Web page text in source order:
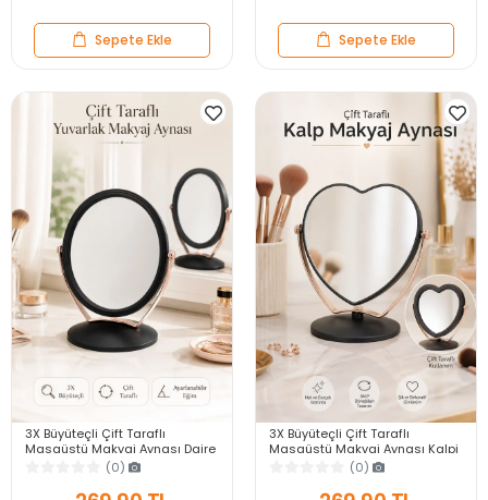
Sepete Ekle Sepete Ekle
3X Büyüteçli Çift Taraflı
Masaüstü Makyaj Aynası Daire
Siyah Rose Gold Standlı
Dekoratif Yakın Ayna
(0)
3X Büyüteçli Çift Taraflı
Masaüstü Makyaj Aynası Kalpi
Siyah Rose Gold Standlı
Dekoratif Yakın Ayna
(0)